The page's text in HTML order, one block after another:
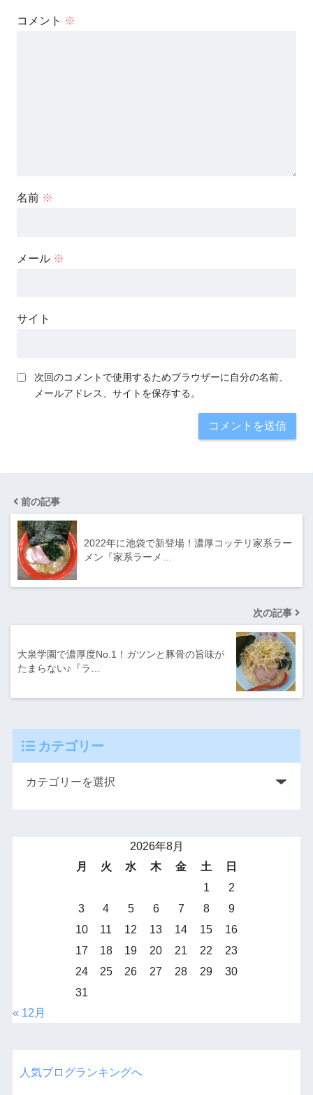
コメント ※
名前 ※
メール ※
サイト
次回のコメントで使用するためブラウザーに自分の名前、
メールアドレス、サイトを保存する。
前の記事
2022年に池袋で新登場！濃厚コッテリ家系ラー
メン『家系ラーメ…
次の記事
大泉学園で濃厚度No.1！ガツンと豚骨の旨味が
たまらない♪『ラ…
カテゴリー
2026年8月
月
火 水 木 金 土
日
1
2
3
4 5 6 7 8
9
10
11 12 13 14 15
16
17
18 19 20 21 22
23
24
25 26 27 28 29
30
31
« 12月
人気ブログランキングへ